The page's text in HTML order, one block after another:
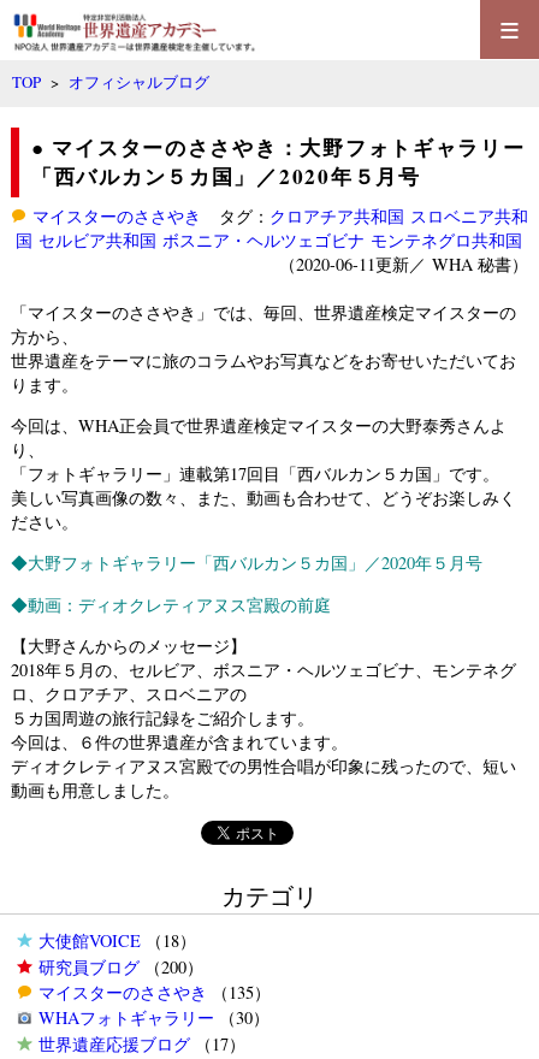
≡
TOP > オフィシャルブログ
● マイスターのささやき：大野フォトギャラリー
「西バルカン５カ国」／2020年５月号
マイスターのささやき タグ： クロアチア共和国 スロベニア共和
国 セルビア共和国 ボスニア・ヘルツェゴビナ モンテネグロ共和国
（2020-06-11更新／ WHA 秘書）
「マイスターのささやき」では、毎回、世界遺産検定マイスターの
方から、
世界遺産をテーマに旅のコラムやお写真などをお寄せいただいてお
ります。
今回は、WHA正会員で世界遺産検定マイスターの大野泰秀さんよ
り、
「フォトギャラリー」連載第17回目「西バルカン５カ国」です。
美しい写真画像の数々、また、動画も合わせて、どうぞお楽しみく
ださい。
◆大野フォトギャラリー「西バルカン５カ国」／2020年５月号
◆動画：ディオクレティアヌス宮殿の前庭
【大野さんからのメッセージ】
2018年５月の、セルビア、ボスニア・ヘルツェゴビナ、モンテネグ
ロ、クロアチア、スロベニアの
５カ国周遊の旅行記録をご紹介します。
今回は、６件の世界遺産が含まれています。
ディオクレティアヌス宮殿での男性合唱が印象に残ったので、短い
動画も用意しました。
カテゴリ
大使館VOICE（18）
研究員ブログ（200）
マイスターのささやき
（135）
WHAフォトギャラリー （30）
世界遺産応援ブログ（17）